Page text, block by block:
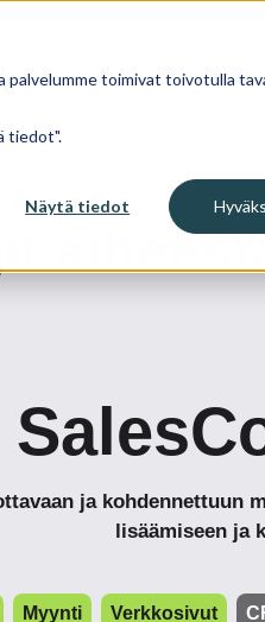
toimivat toivotulla
tiedot".
Näytä tiedot
ja kohdennettuun
lisäämiseen ja
Myynti Verkkosivut